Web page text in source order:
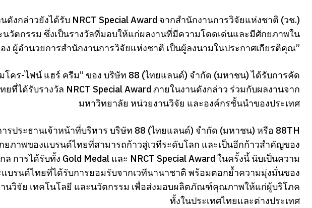
ดังกล่าวยังได้รับ NRCT Special Award จากสำนักงานการวิจัยแห่งชาติ (วช.)
วัตกรรม ซึ่งเป็นรางวัลที่มอบให้แก่ผลงานที่มีความโดดเด่นและมีศักยภาพใน
ผู้อำนวยการสำนักงานการวิจัยแห่งชาติ เป็นผู้ลงนามในประกาศเกียรติคุณ”
โคร-ไฟน์ แฮร์ ครีม” ของ บริษัท 88 (ไทยแลนด์) จำกัด (มหาชน) ได้รับการคัด
ยที่ได้รับรางวัล NRCT Special Award ภายในงานดังกล่าว ร่วมกับผลงานจาก
มหาวิทยาลัย หน่วยงานวิจัย และองค์กรชั้นนำของประเทศ
รประธานเจ้าหน้าที่บริหาร บริษัท 88 (ไทยแลนด์) จำกัด (มหาชน) หรือ 88TH
ยภาพของแบรนด์ไทยที่สามารถก้าวสู่เวทีระดับโลก และเป็นอีกก้าวสำคัญของ
การได้รับทั้ง Gold Medal และ NRCT Special Award ในครั้งนี้ นับเป็นความ
บรนด์ไทยที่ได้รับการยอมรับจากเวทีนานาชาติ พร้อมตอกย้ำความมุ่งมั่นของ
วิจัย เทคโนโลยี และนวัตกรรม เพื่อส่งมอบผลิตภัณฑ์คุณภาพให้แก่ผู้บริโภค
ทั้งในประเทศไทยและต่างประเทศ